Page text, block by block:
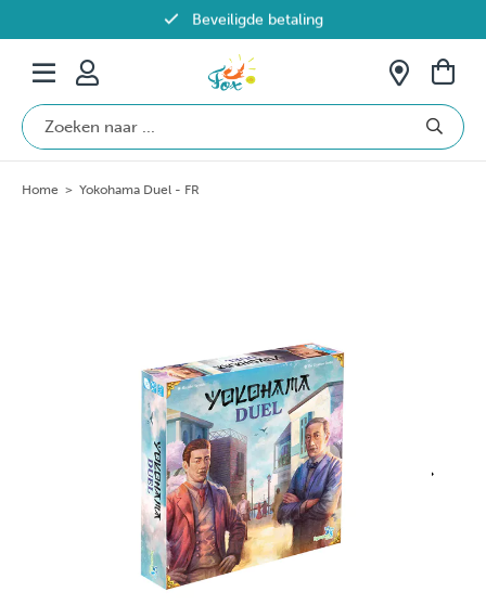
Beveiligde betaling
Gratis verzending vanaf €69 in België
Home > Yokohama Duel - FR